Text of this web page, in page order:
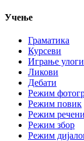
Учење
Граматика
Курсеви
Играње улоги
Ликови
Дебати
Режим
Режим повик
Режим
Режим збор
Режим